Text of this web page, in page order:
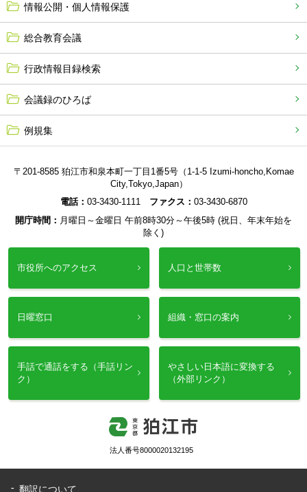
情報公開・個人情報保護
総合教育会議
行政情報目録検索
会議録のひろば
例規集
〒201-8585 狛江市和泉本町一丁目1番5号（1-1-5 Izumi-honcho,Komae
City,Tokyo,Japan）
電話： 03-3430-1111 ファクス： 03-3430-6870
開庁時間： 月曜日～金曜日 午前8時30分～午後5時 (祝日、年末年始を
除く)
市役所へのアクセス 人口と世帯数
日曜窓口 組織・窓口の案内
手話で通話をする（手話リン
ク）
やさしい日本語に変換する
（外部リンク）
法人番号8000020132195
翻訳について